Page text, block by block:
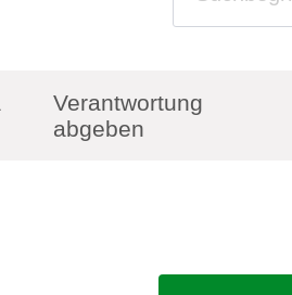
Verantwortung
abgeben